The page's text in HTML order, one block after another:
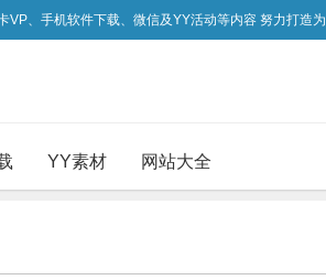
、手机软件下载、微信及YY活动等内容 努力打造为
YY素材 网站大全